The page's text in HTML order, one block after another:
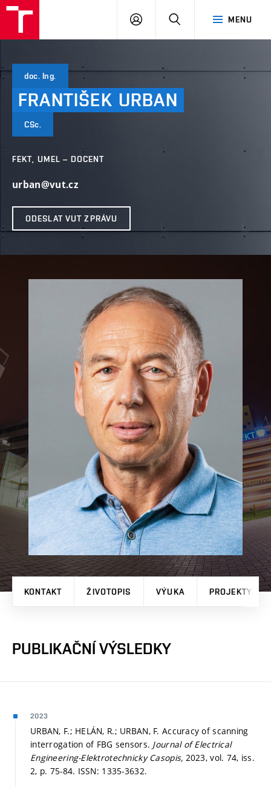
MENU
PŘIHLÁSIT
doc. Ing.
FRANTIŠEK URBAN
CSc.
FEKT, UMEL – DOCENT
urban@vut.cz
ODESLAT VUT ZPRÁVU
KONTAKT ŽIVOTOPIS VÝUKA PROJEKTY
PUBLIKAČNÍ VÝSLEDKY
2023
URBAN, F.; HELÁN, R.; URBAN, F. Accuracy of scanning
interrogation of FBG sensors. Journal of Electrical
Engineering-Elektrotechnicky Casopis, 2023, vol. 74, iss.
2, p. 75-84. ISSN: 1335-3632.